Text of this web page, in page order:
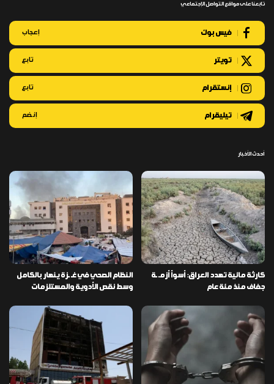
تابعنا على مواقع التواصل الإجتماعي
فيس بوك إعجاب
تويتر تابع
إنستقرام تابع
تيليقرام إنضم
أحدث الأخبار
كارثة مائية تهدد العراق: أسوأ أزمـ ـة
جفاف منذ مئة عام
النظام الصحي في غـ ـزة ينهار بالكامل
وسط نقص الأدوية والمستلزمات